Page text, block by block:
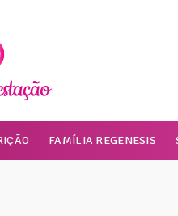
FAMÍLIA REGENESIS